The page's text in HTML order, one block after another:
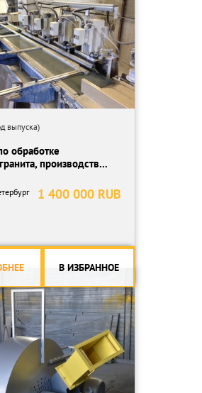
выпуска)
обработке
производств...
1 400 000 RUB
В ИЗБРАННОЕ